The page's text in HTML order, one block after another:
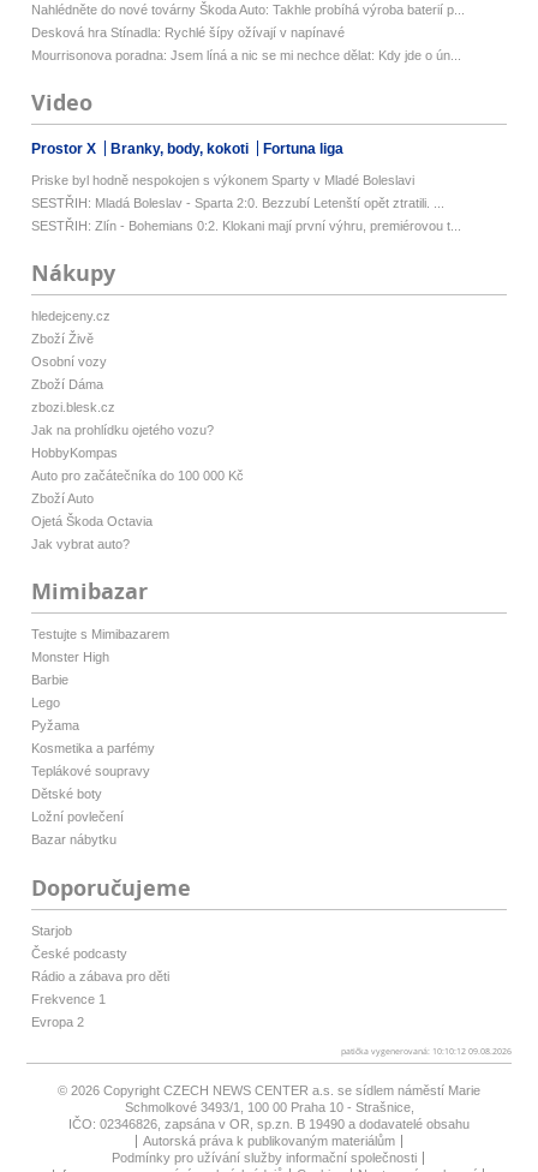
Nahlédněte do nové továrny Škoda Auto: Takhle probíhá výroba baterií p...
Desková hra Stínadla: Rychlé šípy ožívají v napínavé
Mourrisonova poradna: Jsem líná a nic se mi nechce dělat: Kdy jde o ún...
Video
Prostor X Branky, body, kokoti Fortuna liga
Priske byl hodně nespokojen s výkonem Sparty v Mladé Boleslavi
SESTŘIH: Mladá Boleslav - Sparta 2:0. Bezzubí Letenští opět ztratili. ...
SESTŘIH: Zlín - Bohemians 0:2. Klokani mají první výhru, premiérovou t...
Nákupy
hledejceny.cz
Zboží Živě
Osobní vozy
Zboží Dáma
zbozi.blesk.cz
Jak na prohlídku ojetého vozu?
HobbyKompas
Auto pro začátečníka do 100 000 Kč
Zboží Auto
Ojetá Škoda Octavia
Jak vybrat auto?
Mimibazar
Testujte s Mimibazarem
Monster High
Barbie
Lego
Pyžama
Kosmetika a parfémy
Teplákové soupravy
Dětské boty
Ložní povlečení
Bazar nábytku
Doporučujeme
Starjob
České podcasty
Rádio a zábava pro děti
Frekvence 1
Evropa 2
patička vygenerovaná: 10:10:12 09.08.2026
© 2026 Copyright CZECH NEWS CENTER a.s. se sídlem náměstí Marie
Schmolkové 3493/1, 100 00 Praha 10 - Strašnice,
IČO: 02346826, zapsána v OR, sp.zn. B 19490 a dodavatelé obsahu
Autorská práva k publikovaným materiálům
Podmínky pro užívání služby informační společnosti